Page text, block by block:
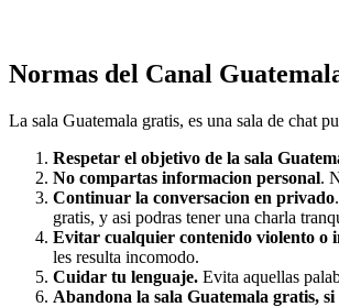
Normas del Canal
La sala Guatemala gratis, es una sala de chat
Respetar el objetivo de la sala
No compartas informacion personal.
Continuar la conversacion en privado
gratis, y asi podras tener una charla
Evitar cualquier contenido violento o
les resulta incomodo.
Cuidar tu lenguaje. Evita aquellas
Abandona la sala Guatemala gratis,